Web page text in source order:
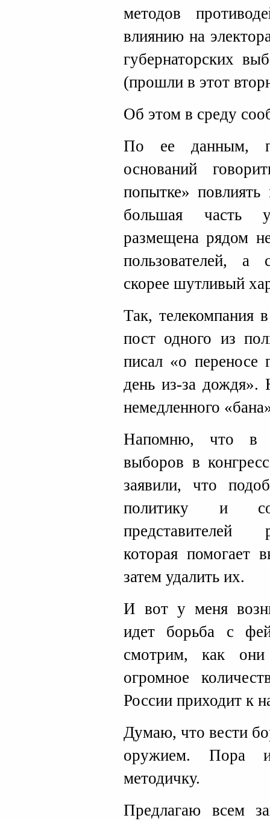
методов
влиянию на
губернаторских
(прошли в этот
Об этом в среду
По ее данным,
оснований
попытке» повлиять
большая часть
размещена рядом
пользователей, а
скорее шутливый
Так, телекомпания
пост одного из
писал «о переносе
день из-за дождя».
немедленного
Напомню, что в
выборов в
заявили, что
политику и
представителей
которая помогает
затем удалить их.
И вот у меня
идет борьба с
смотрим, как
огромное
России приходит к
Думаю, что вести
оружием. Пора
методичку.
Предлагаю всем